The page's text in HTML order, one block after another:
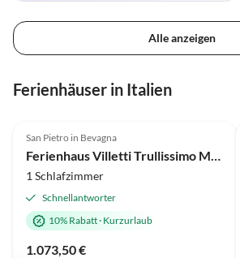
Alle anzeigen
Ferienhäuser in Italien
San Pietro in Bevagna
Ferienhaus Villetti Trullissimo Marchese
1 Schlafzimmer
Schnellantworter
10% Rabatt· Kurzurlaub
1.073,50 €